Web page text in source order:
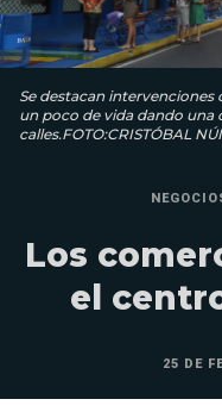
Se destacan
un poco de vida dando una
calles.FOTO:CRISTÓBAL
Los
el
25 DE